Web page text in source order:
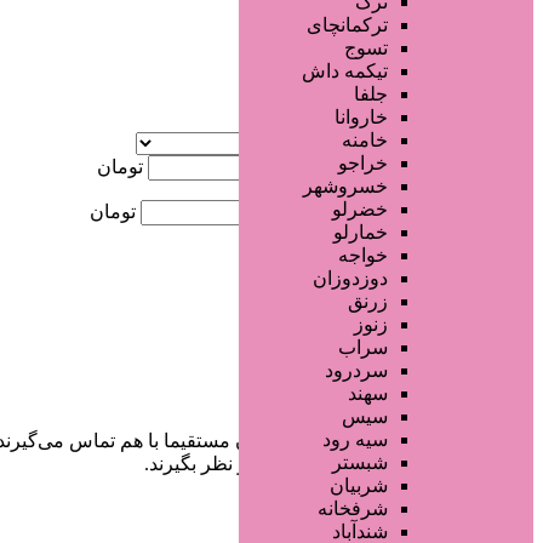
ترکمانچای
تسوج
تیکمه داش
جلفا
خاروانا
خامنه
خراجو
خسروشهر
خضرلو
خمارلو
خواجه
دوزدوزان
زرنق
زنوز
سراب
سردرود
سهند
سیس
سیه رود
شبستر
شربیان
شرفخانه
شندآباد
آگهی ویژه
کمترین قیمت
تومان
بیشترین قیمت تومان
در سایت تبلیغاتی مرکز زیبایی کاربران مستقیما با هم تماس
خودشان جنبه‌های مختلف امنیتی را در نظر بگیرند.